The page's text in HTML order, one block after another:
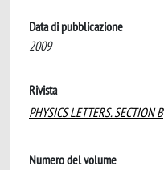
Data di pubblicazione
2009
Rivista
PHYSICS LETTERS. SECTION B
Numero del volume